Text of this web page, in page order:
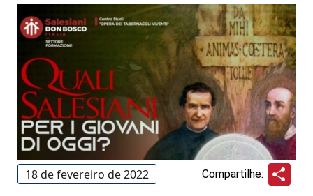
18 de fevereiro de 2022 Compartilhe: